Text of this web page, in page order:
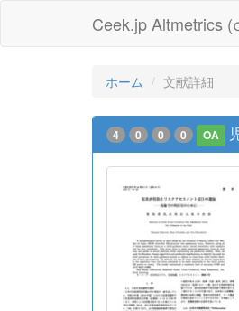
Ceek.jp Altmetrics
ホーム 文献詳細
4 0 0 0 OA